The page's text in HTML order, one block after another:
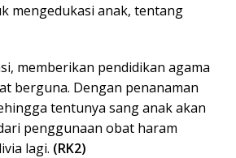
mengedukasi anak, tentang
memberikan pendidikan agama
berguna. Dengan penanaman
tentunya sang anak akan
penggunaan obat haram
lagi. (RK2)